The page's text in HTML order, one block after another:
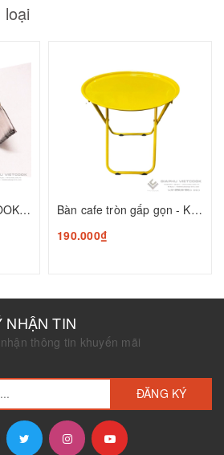
loại
10 THÌA INOX VIETCOOK (Thìa canh vuông, thìa canh bầu, thìa súp, thìa chanh, thìa gia vị)
Bàn cafe tròn gấp gọn - KT: 50cm*Ø43cm
190.000₫
NHẬN TIN
thông tin khuyến mãi
ĐĂNG KÝ